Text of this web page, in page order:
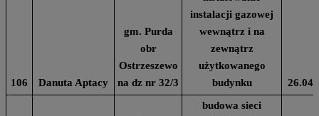
106 Danuta Aptacy
gm. Purda
obr
Ostrzeszewo
na dz nr 32/3
instalacji gazowej
wewnątrz i na
zewnątrz
użytkowanego
budynku
budowa sieci